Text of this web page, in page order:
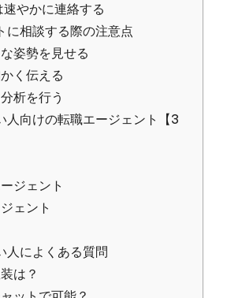
やかに連絡する
に相談する際の注意点
姿勢を見せる
く伝える
析を行う
人向けの転職エージェント【3
ジェント
ェント
人によくある質問
は？